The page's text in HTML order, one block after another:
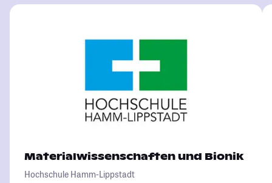
Materialwissenschaften und Bionik
Hochschule Hamm-Lippstadt